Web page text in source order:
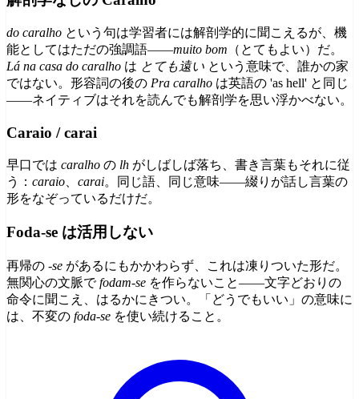
do caralho という句は学習者には解剖学的に聞こえるが、機
能としてはただの強調語——muito bom （とてもよい）だ。
Lá na casa do caralho は とても遠い という意味で、誰かの家
ではない。形容詞の後の Pra caralho は英語の 'as hell' と同じ
——ネイティブはそれを読んでも解剖学を思い浮かべない。
Caraio / carai
早口では caralho の lh がしばしば落ち、書き言葉もそれに従
う： caraio carai。同じ語、同じ意味——綴りが話し言葉の
形をなぞっているだけだ。
Foda-se は活用しない
再帰の -se があるにもかかわらず、これは凍りついた形だ。
無関心の文脈でfodam-se を作らないこと——文字どおりの
命令に聞こえ、はるかにきつい。「どうでもいい」の意味に
は、不変の foda-se を使い続けること。